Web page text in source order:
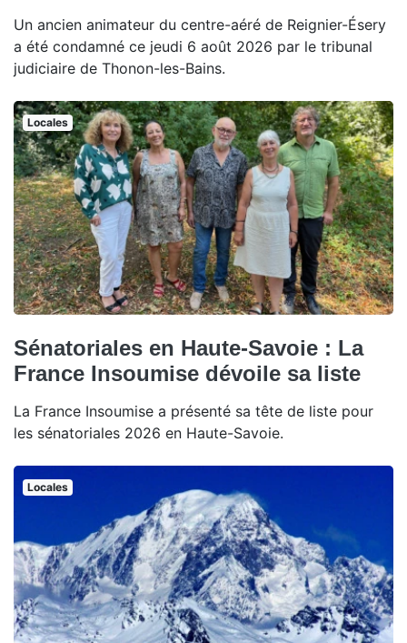
Un ancien animateur du centre-aéré de Reignier-Ésery
a été condamné ce jeudi 6 août 2026 par le tribunal
judiciaire de Thonon-les-Bains.
Locales
Sénatoriales en Haute-Savoie : La
France Insoumise dévoile sa liste
La France Insoumise a présenté sa tête de liste pour
les sénatoriales 2026 en Haute-Savoie.
Locales